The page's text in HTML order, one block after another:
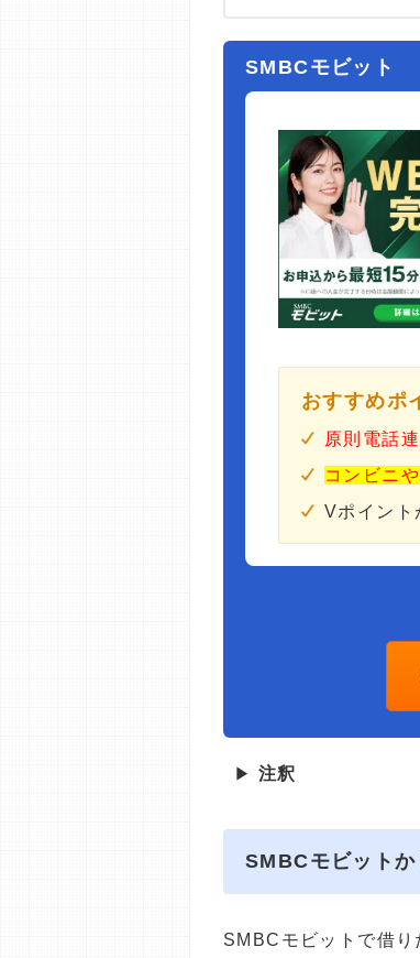
SMBCモビット
おすすめポ
原則電話
コンビニ
Vポイント
▶ 注釈
SMBCモビット
SMBCモビットで借り